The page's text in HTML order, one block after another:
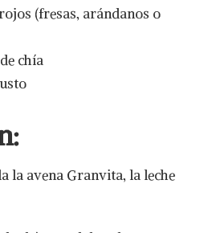
(fresas, arándanos o
chía
la avena Granvita, la leche